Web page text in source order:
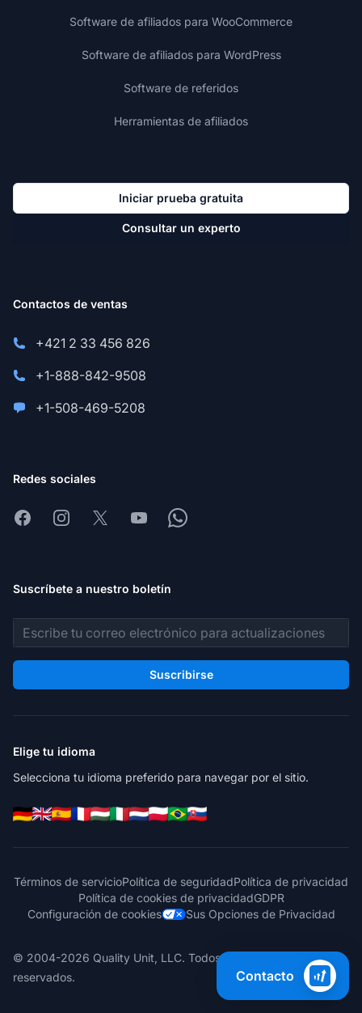
Software de afiliados para WooCommerce
Software de afiliados para WordPress
Software de referidos
Herramientas de afiliados
Iniciar prueba gratuita
Consultar un experto
Contactos de ventas
+421 2 33 456 826
+1-888-842-9508
+1-508-469-5208
Redes sociales
FacebookInstagram
X YoutubeWhatsapp
Suscríbete a nuestro boletín
Dirección de correo electrónico
Suscribirse
Elige tu idioma
Selecciona tu idioma preferido para navegar por el sitio.
Términos de servicioPolítica de seguridadPolítica de privacidad
Política de cookies de privacidadGDPR
Configuración de cookies
Sus Opciones de Privacidad
© 2004-2026 Quality Unit, LLC. Todos los derechos
reservados.
Contacto